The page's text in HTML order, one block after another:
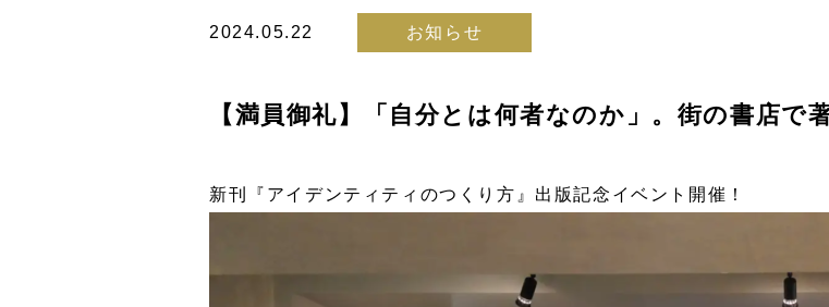
2024.05.22 お知らせ
【満員御礼】「自分とは何者なのか」。街の書店で
新刊『アイデンティティのつくり方』出版記念イベント開催！